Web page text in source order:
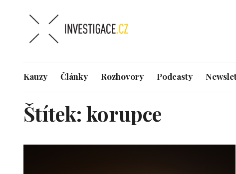
Kauzy Články Rozhovory Podcasty
Štítek: korupce